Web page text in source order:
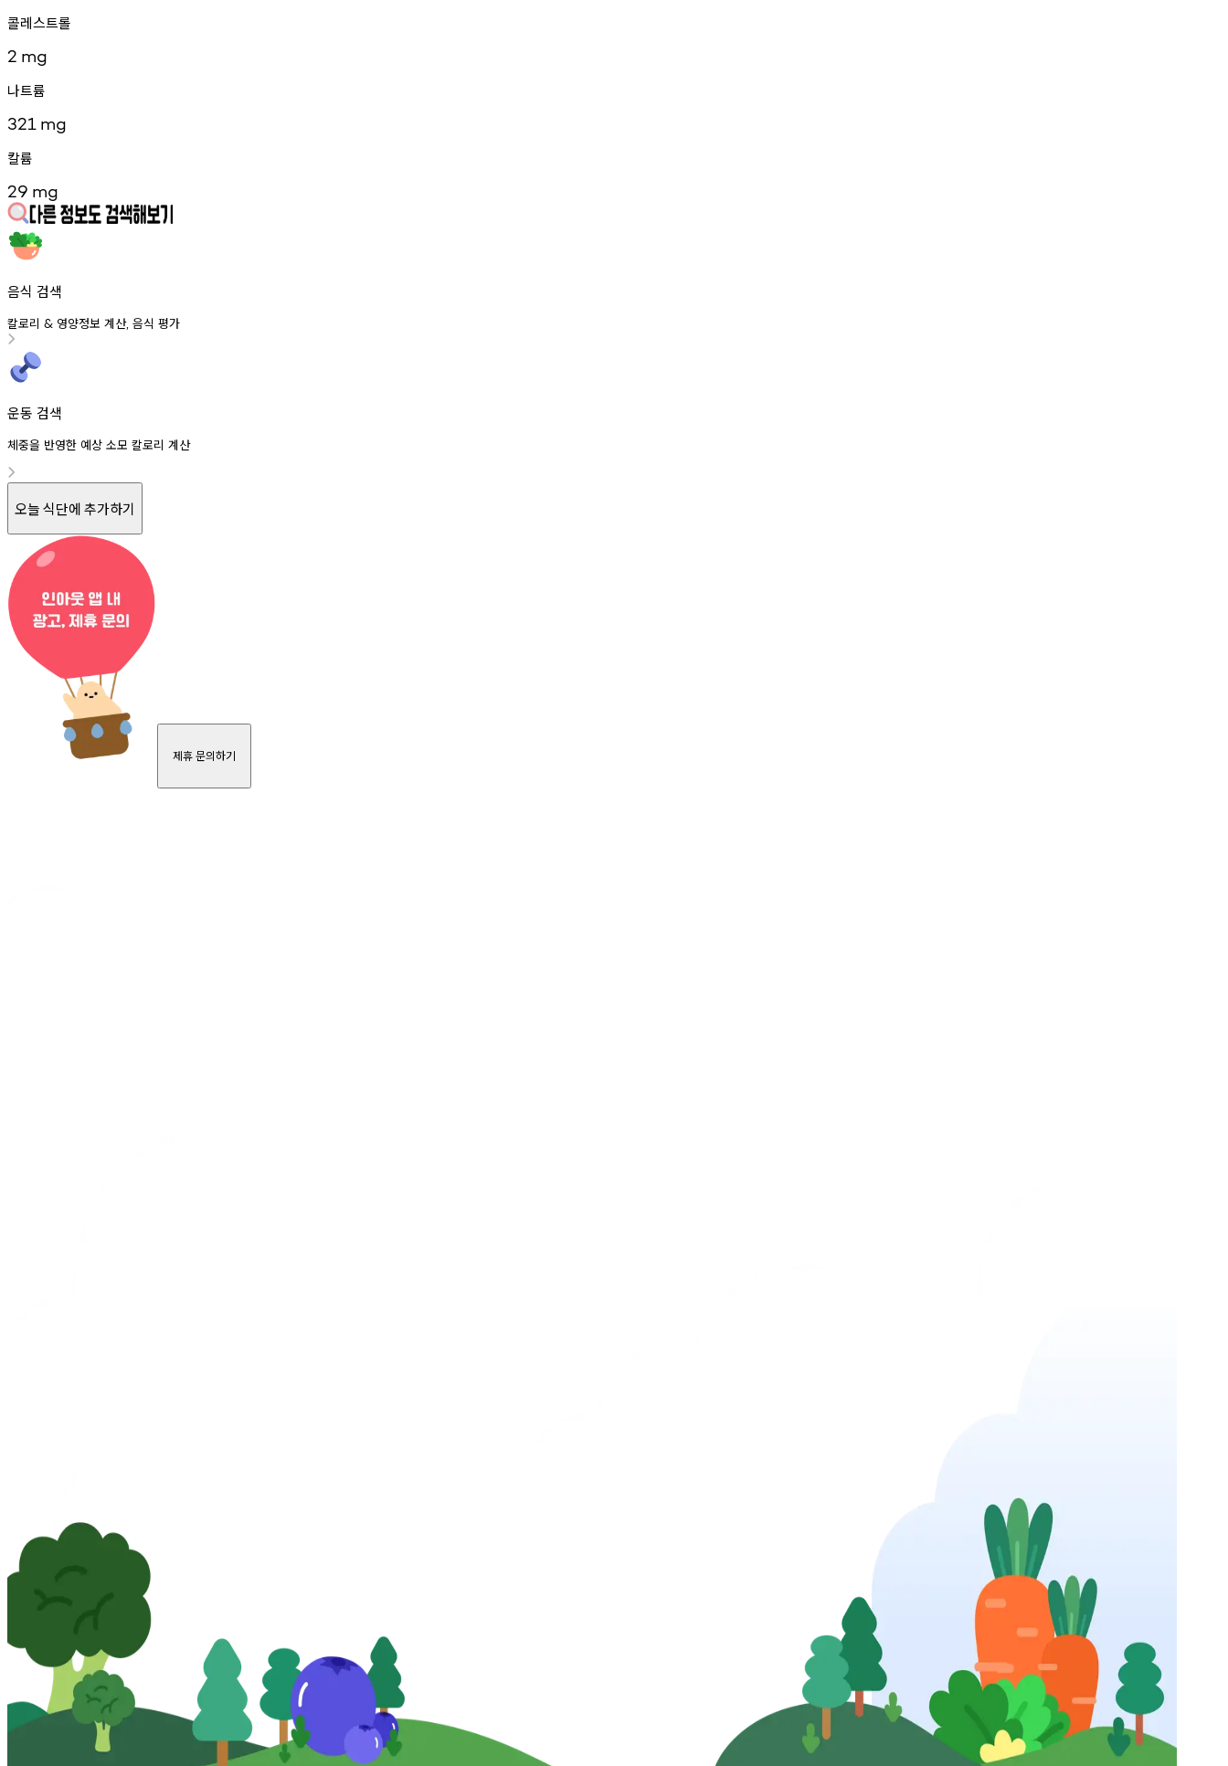
콜레스트롤
2 mg
나트륨
321 mg
칼륨
29 mg
음식 검색
칼로리 & 영양정보 계산, 음식 평가
운동 검색
체중을 반영한 예상 소모 칼로리 계산
오늘 식단에 추가하기
제휴 문의하기